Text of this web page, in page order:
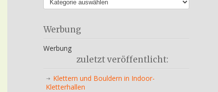
Werbung
Werbung
zuletzt veröffentlicht:
Klettern und Bouldern in Indoor-
Kletterhallen